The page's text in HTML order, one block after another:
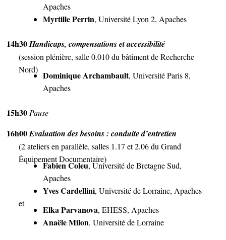
Apaches
Myrtille Perrin, Université Lyon 2, Apaches
14h30Handicaps, compensations et accessibilité
(session plénière, salle 0.010 du bâtiment de Recherche
Nord)
Dominique Archambault, Université Paris 8,
Apaches
15h30Pause
16h00Evaluation des besoins : conduite d’entretien
(2 ateliers en parallèle, salles 1.17 et 2.06 du Grand
Équipement Documentaire)
Fabien Coleu, Université de Bretagne Sud,
Apaches
Yves Cardellini, Université de Lorraine, Apaches
et
Elka Parvanova, EHESS, Apaches
Anaële Milon, Université de Lorraine